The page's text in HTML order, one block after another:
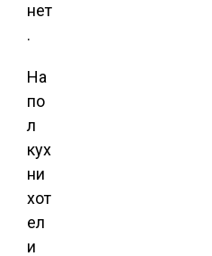
нет
.
На
по
л
кух
ни
хот
ел
и